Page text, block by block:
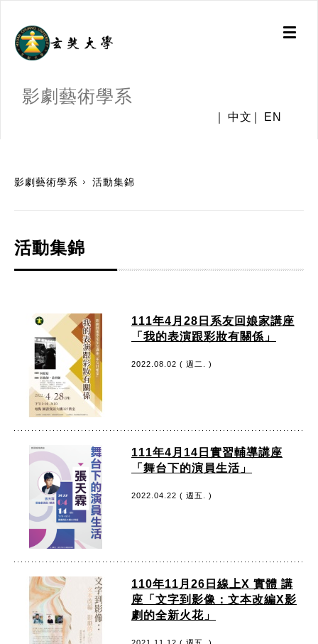
Toggle
影劇藝術學系
中文 EN
影劇藝術學系 活動集錦
活動集錦
111年4月28日系友回娘家講座
「我的表演跟彩妝有關係」
2022.08.02 ( 週二. )
111年4月14日實習輔導講座
「舞台下的演員生活」
2022.04.22 ( 週五. )
110年11月26日線上X 實體 講
座「文字到影像：文本改編X影
劇的全新火花」